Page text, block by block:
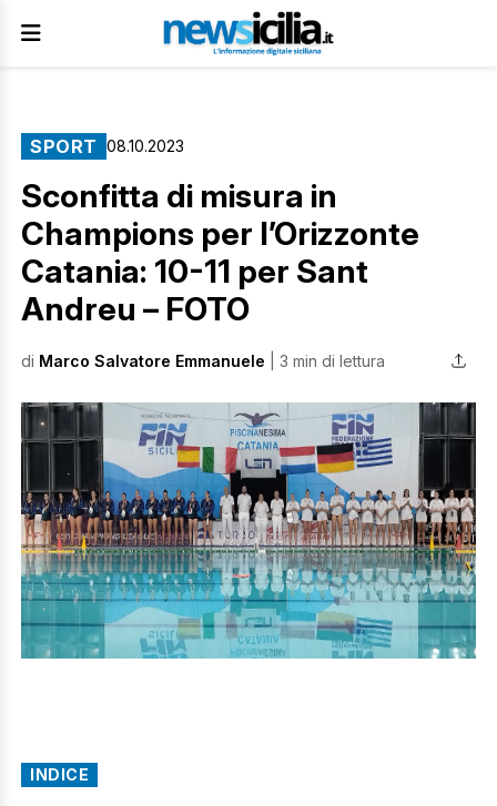
SPORT 08.10.2023
Sconfitta di misura in
Champions per l’Orizzonte
Catania: 10-11 per Sant
Andreu – FOTO
di Marco Salvatore Emmanuele | 3 min di lettura
INDICE